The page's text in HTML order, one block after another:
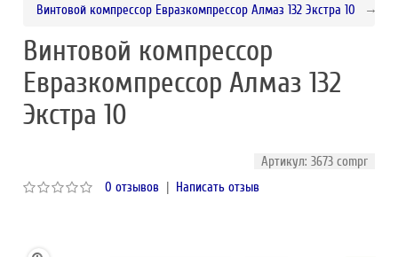
Винтовой компрессор Евразкомпрессор Алмаз 132 Экстра 10
Винтовой компрессор
Евразкомпрессор Алмаз 132
Экстра 10
Артикул: 3673 compr
0 отзывов | Написать отзыв